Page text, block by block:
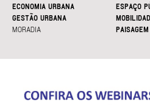
ECONOMIA URBANA
ESPAÇO
GESTÃO URBANA
MORADIA